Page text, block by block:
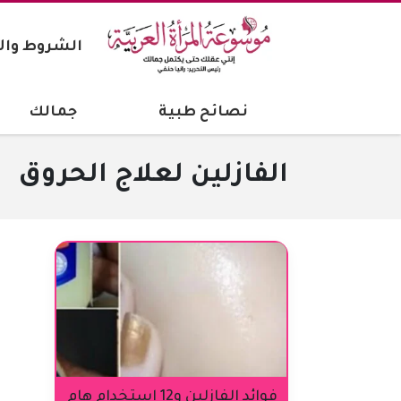
الشروط
نصائح طبية جمالك
الفازلين لعلاج الحروق
فوائد الفازلين و12 استخدام هام